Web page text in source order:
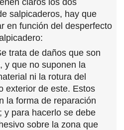
salpicaderos, hay que
en función del desperfecto
trata de daños que son
y que no suponen la
ni la rotura del
exterior de este. Estos
la forma de reparación
y para hacerlo se debe
sobre la zona que